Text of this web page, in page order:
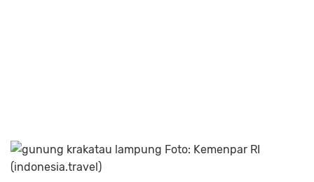
Foto: Kemenpar RI
(indonesia.travel)